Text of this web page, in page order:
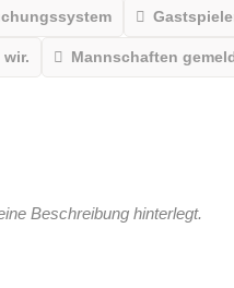
Mannschaften
Beschreibung hinterlegt.